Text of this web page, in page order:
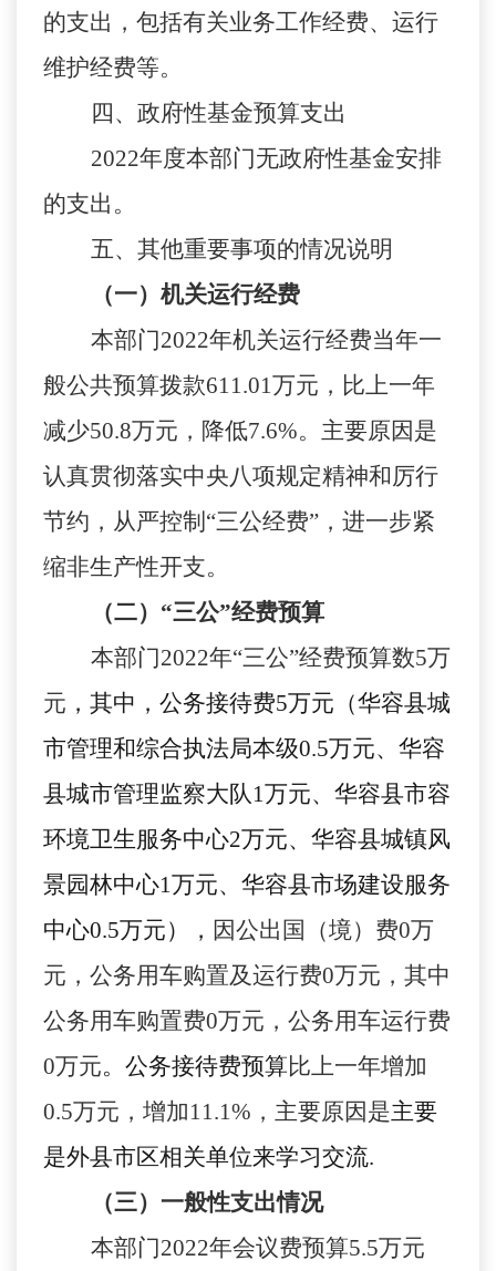
的支出，包括有关业务工作经费、运行
维护经费等。
四、政府性基金预算支出
2022年度本部门无政府性基金安排
的支出。
五、其他重要事项的情况说明
（一）机关运行经费
本部门2022年机关运行经费当年一
般公共预算拨款611.01万元，比上一年
减少50.8万元，降低7.6%。主要原因是
认真贯彻落实中央八项规定精神和厉行
节约，从严控制“三公经费”，进一步紧
缩非生产性开支。
（二） “三公”经费预算
本部门2022年“三公”经费预算数5万
元 ， 其中，公务接待费5万元（华容县城
市管理和综合执法局本级0.5万元、华容
县城市管理监察大队1万元、华容县市容
环境卫生服务中心2万元、华容县城镇风
景园林中心1万元、华容县市场建设服务
中心0.5万元）
， 因公出国（境）费0万
元，公务用车购置及运行费0万元，其中
公务用车购置费0万元，公务用车运行费
0万元。公务接待费预算比上一年增加
0.5万元， 增加11.1% ， 主要原因是主要
是外县市区相关单位来学习交流.
（三）一般性支出情况
本部门2022年会议费预算5.5万元